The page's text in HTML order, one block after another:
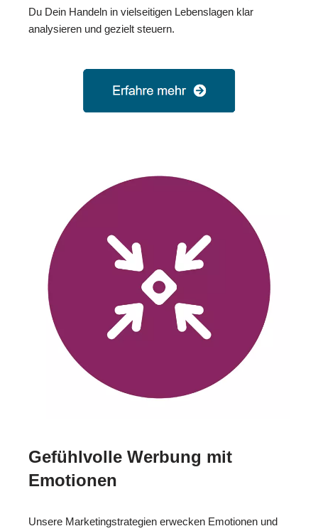
Du Dein Handeln in vielseitigen Lebenslagen klar
analysieren und gezielt steuern.
Gefühlvolle Werbung mit
Emotionen
Unsere Marketingstrategien erwecken Emotionen und